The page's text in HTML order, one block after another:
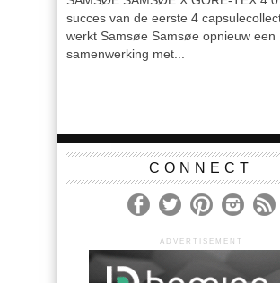
succes van de eerste 4
werkt Samsøe Samsøe opnieuw een
samenwerking met...
CONNECT
ADVERTISEMENT